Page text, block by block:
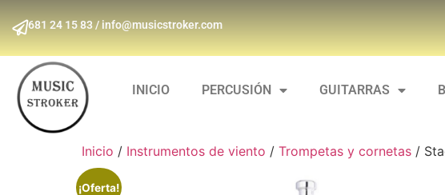
681 24 15 83 / info@musicstroker.com
INICIO PERCUSIÓN GUITARRAS
Inicio / Instrumentos de viento / Trompetas y cornetas /
¡Oferta!